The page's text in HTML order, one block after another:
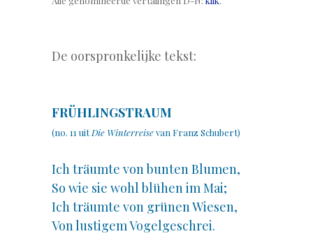
De oorspronkelijke tekst:
FRÜHLINGSTRAUM
(no. 11 uitDie Winterreisevan Franz Schubert)
Ich träumte von bunten Blumen,
So wie sie wohl blühen im Mai;
Ich träumte von grünen Wiesen,
Von lustigem Vogelgeschrei.